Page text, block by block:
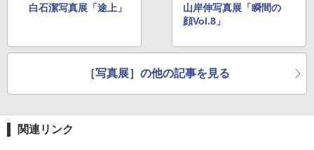
白石潔写真展「途上」
山岸伸写真展「瞬間の
顔Vol.8」
［写真展］の他の記事を見る
関連リンク